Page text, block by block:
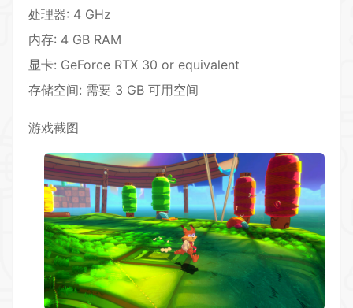
处理器: 4 GHz
内存: 4 GB RAM
显卡: GeForce RTX 30 or equivalent
存储空间: 需要 3 GB 可用空间
游戏截图